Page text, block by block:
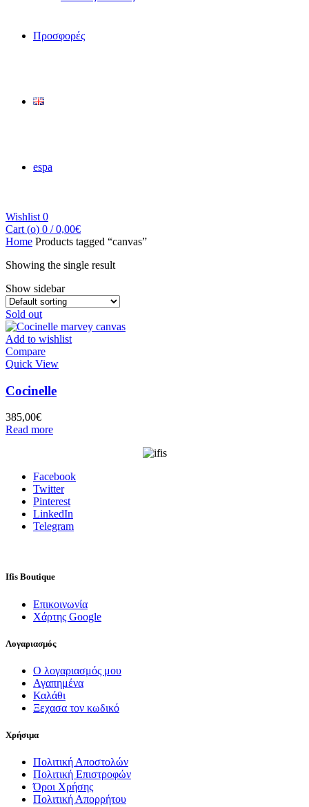
Προσφορές
espa
Wishlist 0
Cart (o) 0 / 0,00€
Home Products tagged “canvas”
Showing the single result
Show sidebar
Sold out
Add to wishlist
Compare
Quick View
Cocinelle
385,00€
Read more
Facebook
Twitter
Pinterest
LinkedIn
Telegram
Ifis Boutique
Επικοινωνία
Χάρτης Google
Λογαριασμός
Ο λογαριασμός μου
Αγαπημένα
Καλάθι
Ξεχασα τον κωδικό
Χρήσιμα
Πολιτική Αποστολών
Πολιτική Επιστροφών
Όροι Χρήσης
Πολιτική Απορρήτου